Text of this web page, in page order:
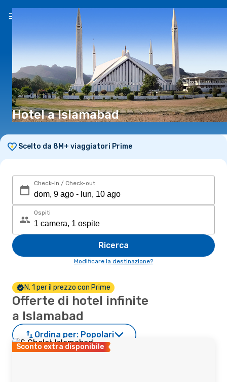
Hotel a Islamabad
Scelto da 8M+ viaggiatori Prime
Check-in / Check-out
Ospiti
Ricerca
Modificare la destinazione?
N. 1 per il prezzo con Prime
Offerte di hotel infinite
a Islamabad
Ordina per: Popolari
Sconto extra disponibile